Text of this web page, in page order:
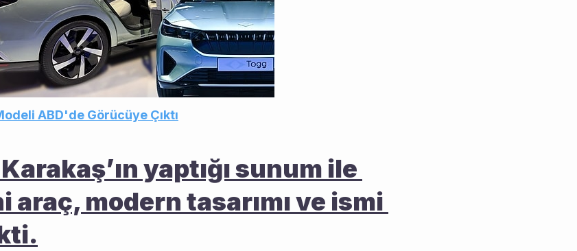
ABD'de Görücüye Çıktı
yaptığı sunum ile
araç, modern tasarımı ve ismi